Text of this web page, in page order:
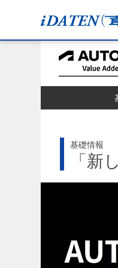
基礎情報
「新